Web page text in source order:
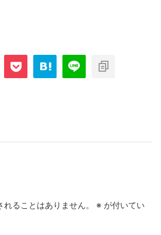
ることはありません。 ※ が付いてい